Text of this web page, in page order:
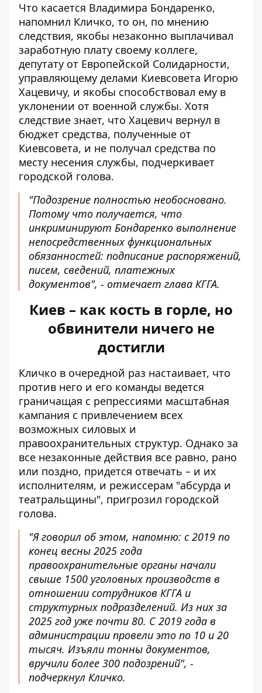
Что касается Владимира Бондаренко,
напомнил Кличко, то он, по мнению
следствия, якобы незаконно выплачивал
заработную плату своему коллеге,
депутату от Европейской Солидарности,
управляющему делами Киевсовета Игорю
Хацевичу, и якобы способствовал ему в
уклонении от военной службы. Хотя
следствие знает, что Хацевич вернул в
бюджет средства, полученные от
Киевсовета, и не получал средства по
месту несения службы, подчеркивает
городской голова.
"Подозрение полностью необосновано.
Потому что получается, что
инкриминируют Бондаренко выполнение
непосредственных функциональных
обязанностей: подписание распоряжений,
писем, сведений, платежных
документов", - отмечает глава КГГА.
Киев – как кость в горле, но
обвинители ничего не
достигли
Кличко в очередной раз настаивает, что
против него и его команды ведется
граничащая с репрессиями масштабная
кампания с привлечением всех
возможных силовых и
правоохранительных структур. Однако за
все незаконные действия все равно, рано
или поздно, придется отвечать – и их
исполнителям, и режиссерам "абсурда и
театральщины", пригрозил городской
голова.
"Я говорил об этом, напомню: с 2019 по
конец весны 2025 года
правоохранительные органы начали
свыше 1500 уголовных производств в
отношении сотрудников КГГА и
структурных подразделений. Из них за
2025 год уже почти 80. С 2019 года в
администрации провели это по 10 и 20
тысяч. Изъяли тонны документов,
вручили более 300 подозрений", -
подчеркнул Кличко.